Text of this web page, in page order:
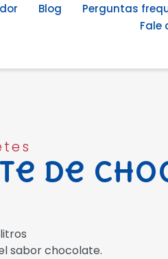
Blog
Perguntas
Fale
de
litros
sabor chocolate.